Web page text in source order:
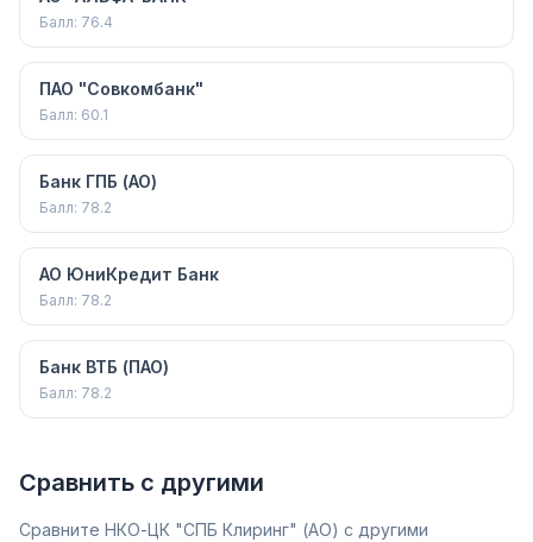
Балл: 76.4
ПАО "Совкомбанк"
Балл: 60.1
Банк ГПБ (АО)
Балл: 78.2
АО ЮниКредит Банк
Балл: 78.2
Банк ВТБ (ПАО)
Балл: 78.2
Сравнить с другими
Сравните НКО-ЦК "СПБ Клиринг" (АО) с другими